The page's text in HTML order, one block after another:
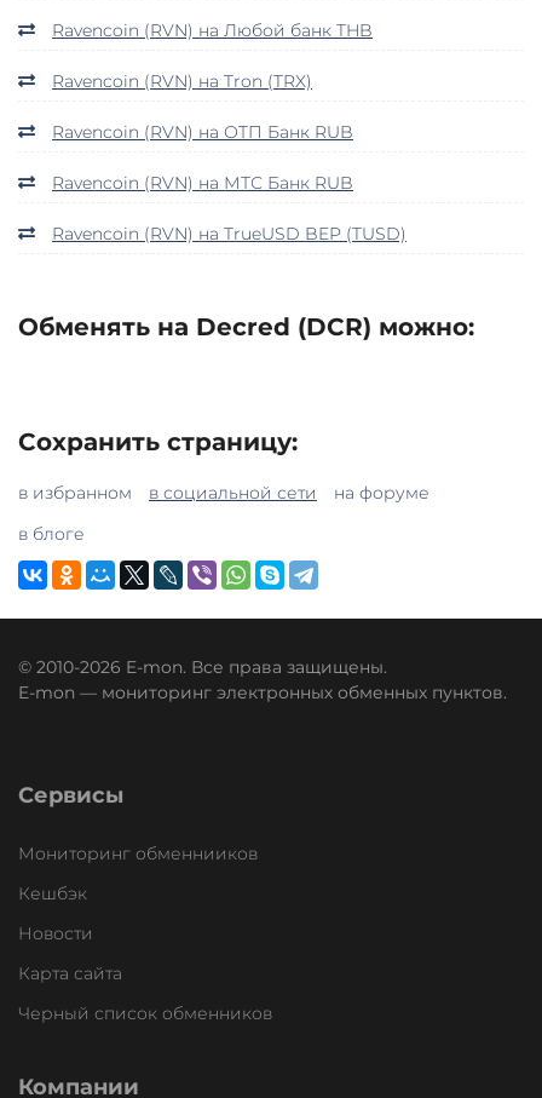
Ravencoin (RVN) на Любой банк THB
Ravencoin (RVN) на Tron (TRX)
Ravencoin (RVN) на ОТП Банк RUB
Ravencoin (RVN) на МТС Банк RUB
Ravencoin (RVN) на TrueUSD BEP (TUSD)
Обменять на Decred (DCR) можно:
Сохранить страницу:
в избранном в социальной сети
на форуме
в блоге
© 2010-2026 E-mon. Все права защищены.
E-mon — мониторинг электронных обменных пунктов.
Сервисы
Мониторинг обменнииков
Кешбэк
Новости
Карта сайта
Черный список обменников
Компании